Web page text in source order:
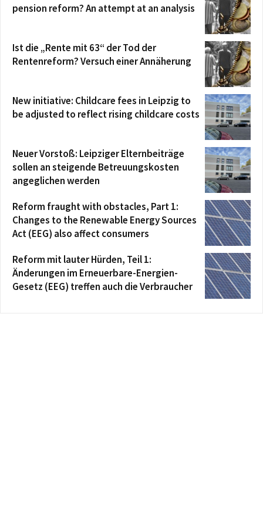
pension reform? An attempt at an analysis
Ist die „Rente mit 63“ der Tod der
Rentenreform? Versuch einer Annäherung
New initiative: Childcare fees in Leipzig to
be adjusted to reflect rising childcare costs
Neuer Vorstoß: Leipziger Elternbeiträge
sollen an steigende Betreuungskosten
angeglichen werden
Reform fraught with obstacles, Part 1:
Changes to the Renewable Energy Sources
Act (EEG) also affect consumers
Reform mit lauter Hürden, Teil 1:
Änderungen im Erneuerbare-Energien-
Gesetz (EEG) treffen auch die Verbraucher